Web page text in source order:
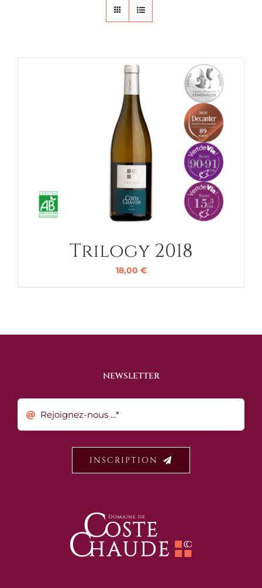
Trilogy 2018
18,00 €
NEWSLETTER
INSCRIPTION